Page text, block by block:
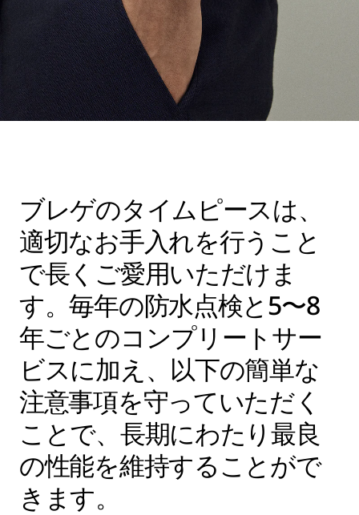
ブレゲのタイムピースは、
適切なお手入れを行うこと
で長くご愛用いただけま
す。毎年の防水点検と5〜8
年ごとのコンプリートサー
ビスに加え、以下の簡単な
注意事項を守っていただく
ことで、長期にわたり最良
の性能を維持することがで
きます。